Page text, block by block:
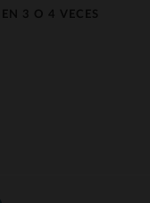
EN 3 O 4 VECES